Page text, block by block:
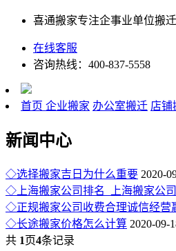
喜通搬家专注企事业单位搬
在线客服
咨询热线：400-837-5558
首页 企业搬家 办公室搬迁 店铺
新闻中心
◇选择搬家吉日为什么重要 2020-
◇上海搬家公司排名_上海搬家公
◇正规搬家公司收费合理诚信经营
◇长途搬家价格怎么计算 2020-09-
共 1页4条记录